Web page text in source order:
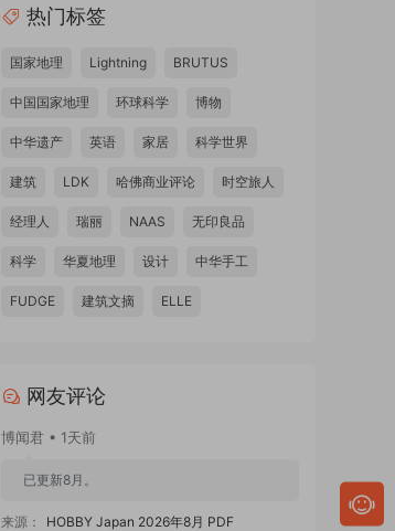
热门标签
国家地理 Lightning BRUTUS
中国国家地理 环球科学 博物
中华遗产 英语 家居 科学世界
建筑 LDK 哈佛商业评论 时空旅人
经理人 瑞丽 NAAS 无印良品
科学 华夏地理 设计 中华手工
FUDGE 建筑文摘 ELLE
网友评论
博闻君 • 1天前
已更新8月。
来源： HOBBY Japan 2026年8月 PDF